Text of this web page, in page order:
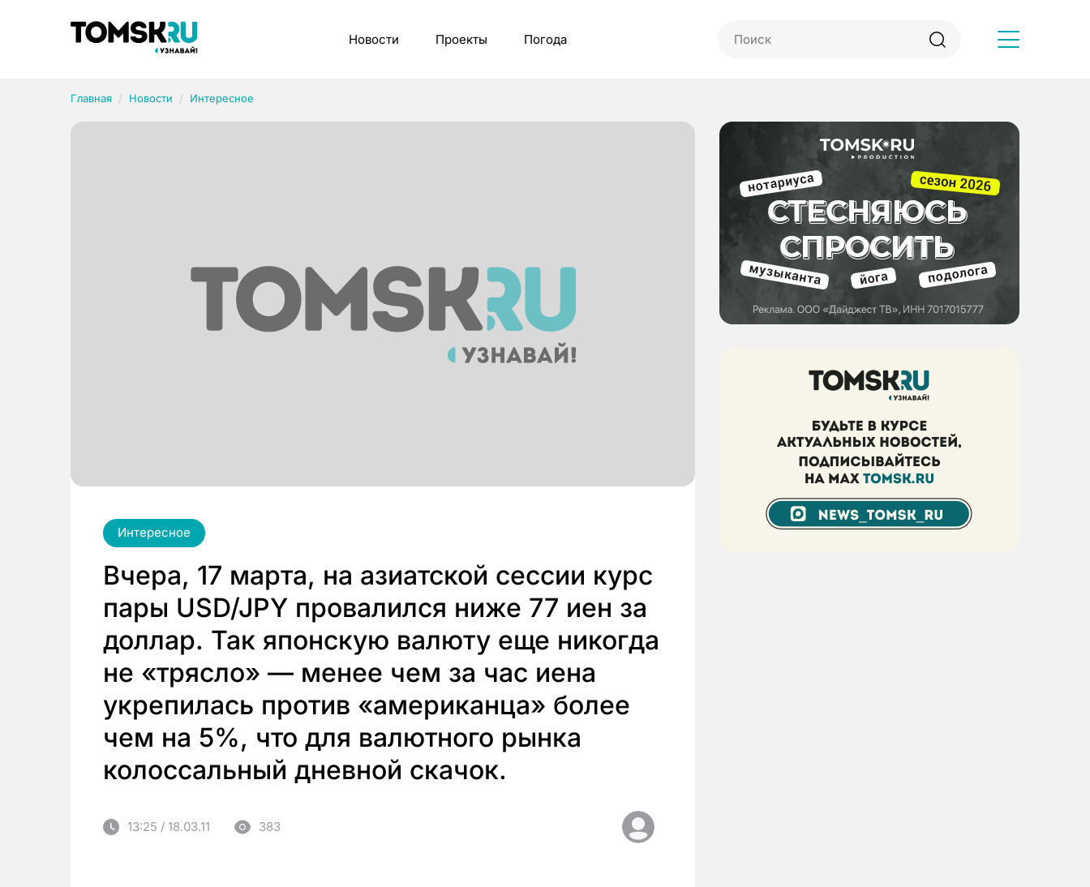
Новости Проекты Погода
Главная Новости Интересное
Интересное
Вчера, 17 марта, на азиатской сессии курс
пары USD/JPY провалился ниже 77 иен за
доллар. Так японскую валюту еще никогда
не «трясло» — менее чем за час иена
укрепилась против «американца» более
чем на 5%, что для валютного рынка
колоссальный дневной скачок.
13:25 / 18.03.11 383
Рубрики